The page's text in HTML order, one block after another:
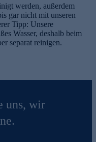
werden, außerdem
gar nicht mit unseren
Tipp: Unsere
Wasser, deshalb beim
separat reinigen.
uns, wir